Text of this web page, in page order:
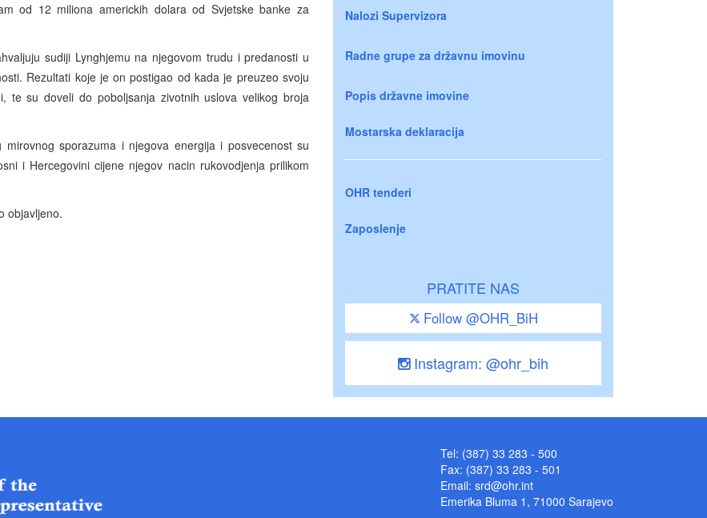
od 12 miliona americkih dolara od Svjetske banke za
sudiji Lynghjemu na njegovom trudu i predanosti u
Rezultati koje je on postigao od kada je preuzeo svoju
te su doveli do poboljsanja zivotnih uslova velikog broja
mirovnog sporazuma i njegova energija i posvecenost su
i Hercegovini cijene njegov nacin rukovodjenja prilikom
objavljeno.
Nalozi Supervizora
Radne grupe za državnu imovinu
Popis državne imovine
Mostarska deklaracija
OHR tenderi
Zaposlenje
PRATITE NAS
Follow @OHR_BiH
Instagram: @ohr_bih
Tel: (387) 33 283 - 500
Fax: (387) 33 283 - 501
Email: srd@ohr.int
Emerika Bluma 1, 71000 Sarajevo